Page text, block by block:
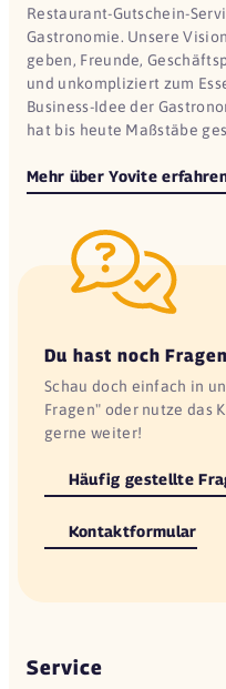
Restaurant-Gutschein-
Gastronomie. Unsere
geben, Freunde,
und unkompliziert zum
Business-Idee der
hat bis heute Maßstäbe
Mehr über Yovite
Du hast noch
Schau doch einfach in
Fragen" oder nutze das
gerne weiter!
Häufig gestellte
Kontaktformular
Service